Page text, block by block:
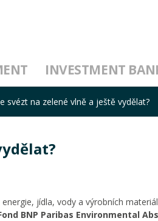
INVESTMENT
svézt na zelené vlně a ještě vydělat?
jídla, vody a výrobních
BNP Paribas Environmental